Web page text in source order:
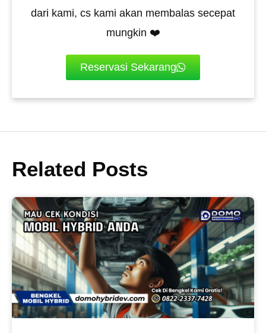
dari kami, cs kami akan membalas secepat
mungkin ❤️
Reservasi Sekarang
Related Posts